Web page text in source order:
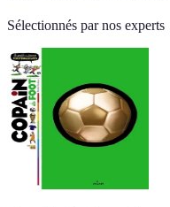
Sélectionnés par nos experts